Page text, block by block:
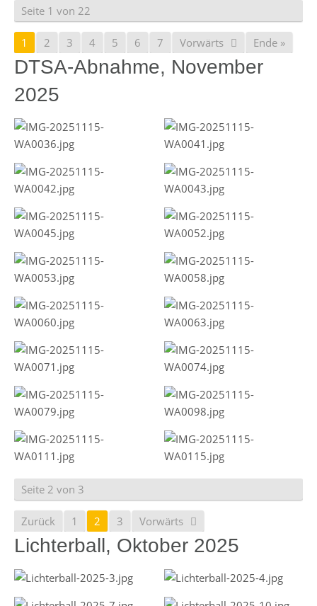
Seite 1 von 22
1 2 3 4 5 6 7 Vorwärts Ende »
DTSA-Abnahme, November
2025
Seite 2 von 3
Zurück 1 2 3 Vorwärts
Lichterball, Oktober 2025